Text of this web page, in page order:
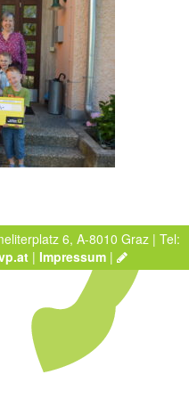
6, A-8010 Graz | Tel:
| Impressum |